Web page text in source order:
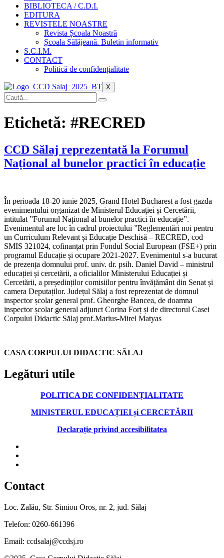
BIBLIOTECA / C.D.I.
EDITURA
REVISTELE NOASTRE
Revista Școala Noastră
Școala Sălăjeană. Buletin informativ
S.C.I.M.
CONTACT
Politică de confidențialitate
X
Etichetă: #RECRED
CCD Sălaj reprezentată la Forumul
Național al bunelor practici în educație
În perioada 18-20 iunie 2025, Grand Hotel Bucharest a fost gazda
evenimentului organizat de Ministerul Educației și Cercetării,
intitulat ”Forumul Național al bunelor practici în educație”.
Evenimentul are loc în cadrul proiectului ”Reglementări noi pentru
un Curriculum Relevant și Educație Deschisă – RECRED, cod
SMIS 321024, cofinanțat prin Fondul Social European (FSE+) prin
programul Educație și ocupare 2021-2027. Evenimentul s-a bucurat
de prezența domnului prof. univ. dr. psih. Daniel David – ministrul
educației și cercetării, a oficialilor Ministerului Educației și
Cercetării, a președinților comisiilor pentru învățământ din Senat și
camera Deputaților. Județul Sălaj a fost reprezentat de domnul
inspector școlar general prof. Gheorghe Bancea, de doamna
inspector școlar general adjunct Corina Forț și de directorul Casei
Corpului Didactic Sălaj prof.Marius-Mirel Matyas
CASA CORPULUI DIDACTIC SĂLAJ
Legături utile
POLITICA DE CONFIDENȚIALITATE
MINISTERUL EDUCAȚIEI și CERCETĂRII
Declarație privind accesibilitatea
Contact
Loc. Zalău, Str. Simion Oros, nr. 2, jud. Sălaj
Telefon: 0260-661396
Email: ccdsalaj@ccdsj.ro